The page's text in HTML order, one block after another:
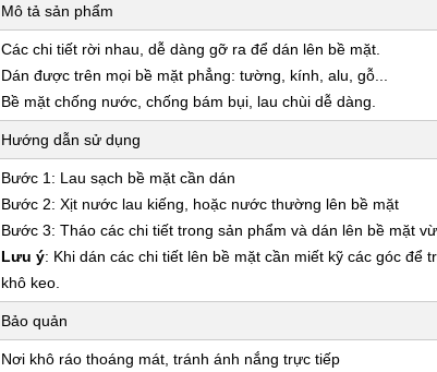
Mô tả sản phẩm
Các chi tiết rời nhau, dễ dàng gỡ ra để dán lên bề mặt.
Dán được trên mọi bề mặt phẳng: tường, kính, alu, gỗ...
Bề mặt chống nước, chống bám bụi, lau chùi dễ dàng.
Hướng dẫn sử dụng
Bước 1: Lau sạch bề mặt cần dán
Bước 2: Xịt nước lau kiếng, hoặc nước thường lên bề mặt
Bước 3: Tháo các chi tiết trong sản phẩm và dán lên bề mặt
Lưu ý: Khi dán các chi tiết lên bề mặt cần miết kỹ các góc để
khô keo.
Bảo quản
Nơi khô ráo thoáng mát, tránh ánh nắng trực tiếp